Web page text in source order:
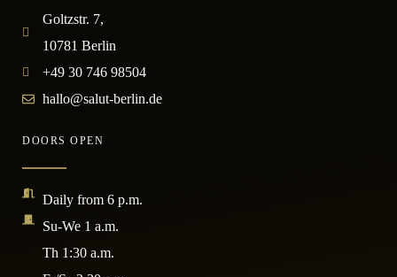
Goltzstr. 7,
10781 Berlin
+49 30 746 98504
hallo@salut-berlin.de
DOORS OPEN
Daily from 6 p.m.
Su-We 1 a.m.
Th 1:30 a.m.